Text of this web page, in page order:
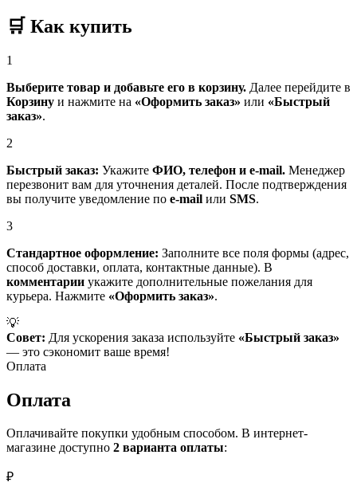
🛒 Как купить
1
Выберите товар и добавьте его в корзину. Далее перейдите в
Корзину и нажмите на «Оформить заказ» или «Быстрый
заказ».
2
Быстрый заказ: Укажите ФИО, телефон и e-mail. Менеджер
перезвонит вам для уточнения деталей. После подтверждения
вы получите уведомление по e-mail или SMS.
3
Стандартное оформление: Заполните все поля формы (адрес,
способ доставки, оплата, контактные данные). В
комментарии укажите дополнительные пожелания для
курьера. Нажмите «Оформить заказ».
💡
Совет: Для ускорения заказа используйте «Быстрый заказ»
— это сэкономит ваше время!
Оплата
Оплата
Оплачивайте покупки удобным способом. В интернет-
магазине доступно 2 варианта оплаты:
₽